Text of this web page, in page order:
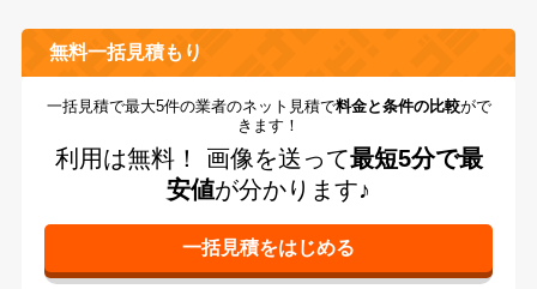
無料一括見積もり
一括見積で最大5件の業者のネット見積で料金と条件の比較がで
きます！
利用は無料！ 画像を送って最短5分で最
安値が分かります♪